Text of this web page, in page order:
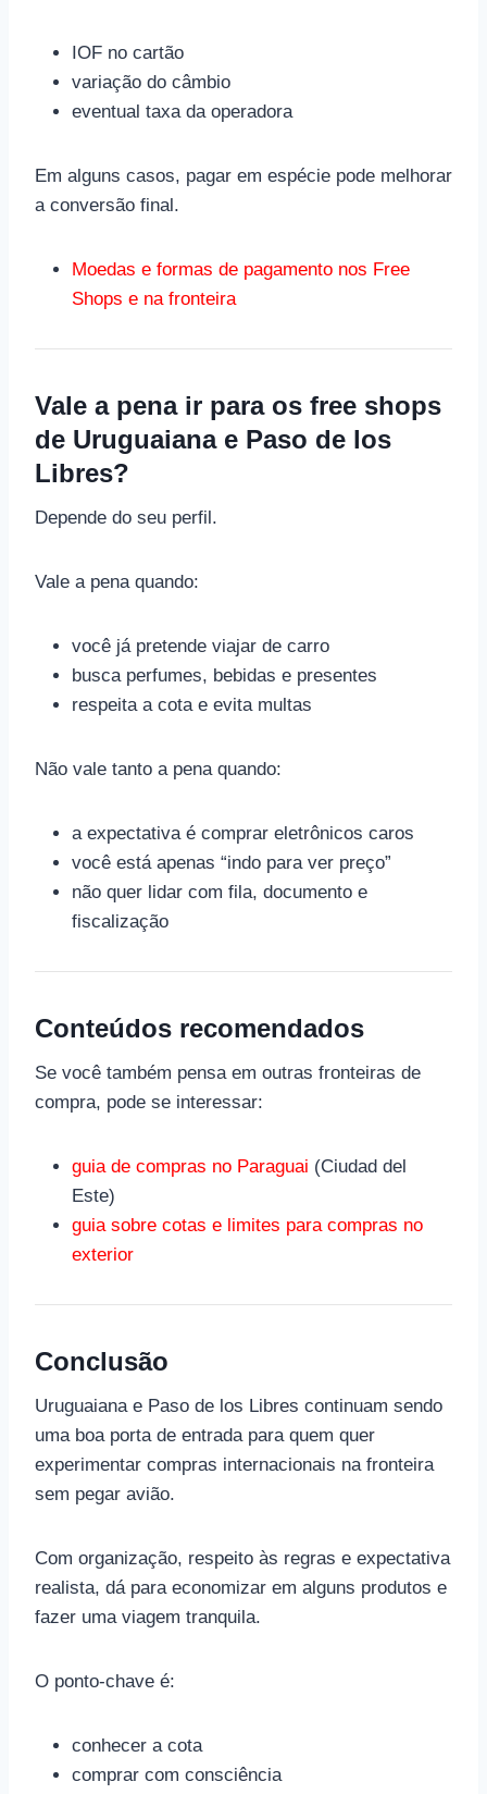
IOF no cartão
variação do câmbio
eventual taxa da operadora
Em alguns casos, pagar em espécie pode melhorar
a conversão final.
Moedas e formas de pagamento nos Free
Shops e na fronteira
Vale a pena ir para os free shops
de Uruguaiana e Paso de los
Libres?
Depende do seu perfil.
Vale a pena quando:
você já pretende viajar de carro
busca perfumes, bebidas e presentes
respeita a cota e evita multas
Não vale tanto a pena quando:
a expectativa é comprar eletrônicos caros
você está apenas “indo para ver preço”
não quer lidar com fila, documento e
fiscalização
Conteúdos recomendados
Se você também pensa em outras fronteiras de
compra, pode se interessar:
guia de compras no Paraguai (Ciudad del
Este)
guia sobre cotas e limites para compras no
exterior
Conclusão
Uruguaiana e Paso de los Libres continuam sendo
uma boa porta de entrada para quem quer
experimentar compras internacionais na fronteira
sem pegar avião.
Com organização, respeito às regras e expectativa
realista, dá para economizar em alguns produtos e
fazer uma viagem tranquila.
O ponto-chave é:
conhecer a cota
comprar com consciência